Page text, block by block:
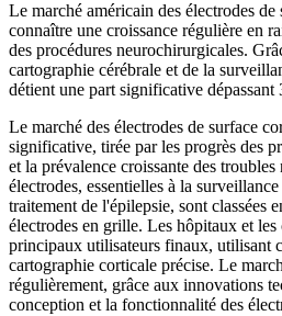
Le marché américain des électrodes
connaître une croissance régulière en
des procédures neurochirurgicales.
cartographie cérébrale et de la
détient une part significative
Le marché des électrodes de surface
significative, tirée par les progrès des
et la prévalence croissante des
électrodes, essentielles à la
traitement de l'épilepsie, sont classées
électrodes en grille. Les hôpitaux et les
principaux utilisateurs finaux, utilisant
cartographie corticale précise. Le
régulièrement, grâce aux innovations
conception et la fonctionnalité des